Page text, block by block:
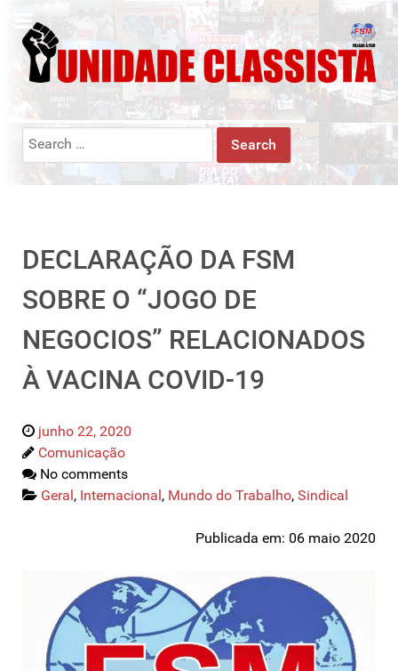
Search
DECLARAÇÃO DA FSM
SOBRE O “JOGO DE
NEGOCIOS” RELACIONADOS
À VACINA COVID-19
junho 22, 2020
Comunicação
No comments
Geral, Internacional, Mundo do Trabalho, Sindical
Publicada em: 06 maio 2020